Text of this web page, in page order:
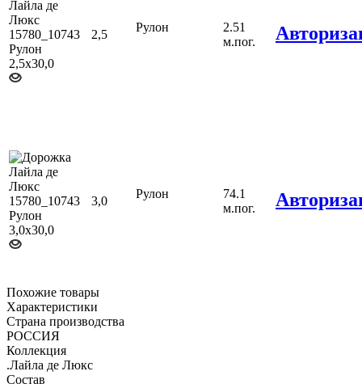
2,5
Рулон
2.51
м.пог.
3,0
Рулон
74.1
м.пог.
Похожие товары
Характеристики
Страна производства
РОССИЯ
Коллекция
.Лайла де Люкс
Состав